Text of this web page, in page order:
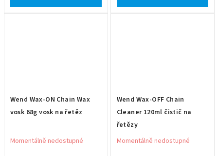
Wend Wax-ON Chain Wax
vosk 68g vosk na řetěz
Momentálně nedostupné
Wend Wax-OFF Chain
Cleaner 120ml čistič na
řetězy
Momentálně nedostupné